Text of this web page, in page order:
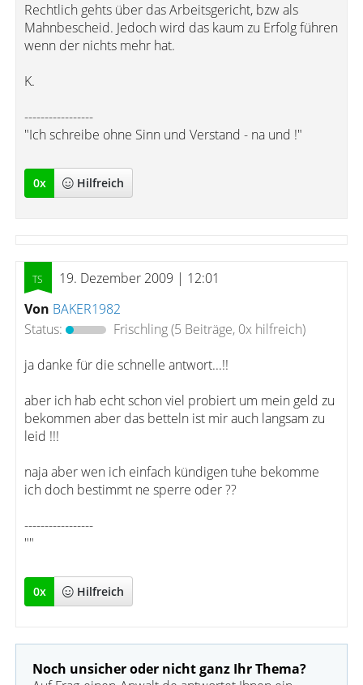
Rechtlich gehts über das Arbeitsgericht, bzw als
Mahnbescheid. Jedoch wird das kaum zu Erfolg führen
wenn der nichts mehr hat.
K.
-----------------
"Ich schreibe ohne Sinn und Verstand - na und !"
0x Hilfreich
19. Dezember 2009 | 12:01
Von BAKER1982
Status:
Frischling(5 Beiträge, 0x hilfreich)
ja danke für die schnelle antwort...!!
aber ich hab echt schon viel probiert um mein geld zu
bekommen aber das betteln ist mir auch langsam zu
leid !!!
naja aber wen ich einfach kündigen tuhe bekomme
ich doch bestimmt ne sperre oder ??
-----------------
""
0x Hilfreich
Noch unsicher oder nicht ganz Ihr Thema?